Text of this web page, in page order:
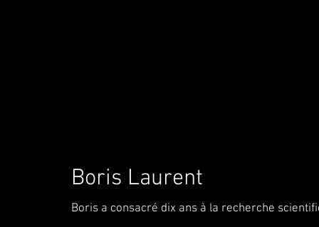
Boris Laurent
Boris a consacré dix ans à la recherche